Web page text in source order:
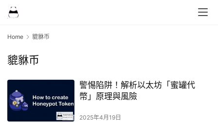
Home 貔貅币
貔貅币
警惕陷阱！解析以太坊「蜜罐代
幣」原理與風險
2025年4月19日